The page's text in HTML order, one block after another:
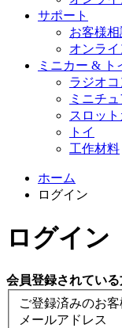
サポート
お客様相
オンラ
ミニカー & ト
ラジオ
ミニチ
スロッ
トイ
工作材料
ホーム
ログイン
ログイン
会員登録されてい
ご登録済みのお
メールアドレス